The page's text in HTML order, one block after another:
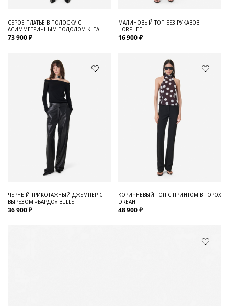
СЕРОЕ ПЛАТЬЕ В ПОЛОСКУ С
АСИММЕТРИЧНЫМ ПОДОЛОМ KLEA
73 900 ₽
МАЛИНОВЫЙ ТОП БЕЗ РУКАВОВ
HORPHEE
16 900 ₽
ЧЕРНЫЙ ТРИКОТАЖНЫЙ ДЖЕМПЕР С
ВЫРЕЗОМ «БАРДО» BULLE
36 900 ₽
КОРИЧНЕВЫЙ ТОП С ПРИНТОМ В ГОРОХ
DREAH
48 900 ₽